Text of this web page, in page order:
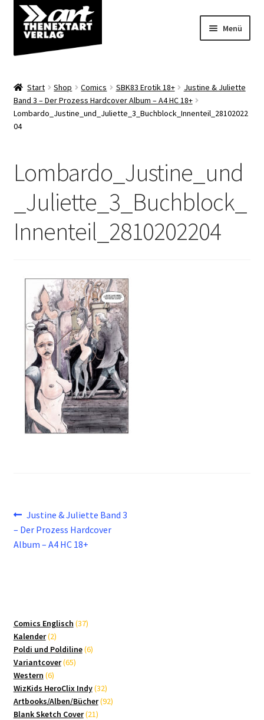
Zur
Navigation
springen
Zum
Inhalt
springen
Menü
Shop
öffnen
Start Shop Comics SBK83 Erotik 18+
Justine & Juliette
Band 3 – Der Prozess Hardcover Album – A4 HC 18+
Lombardo_Justine_und_Juliette_3_Buchblock_Innenteil_28102022
04
Lombardo_Justine_und
_Juliette_3_Buchblock_
Innenteil_2810202204
Beitragsnavigation
Vorheriger
Beitrag:
Justine & Juliette Band 3
– Der Prozess Hardcover
Album – A4 HC 18+
Comics Englisch 3737
Kalender 22
Produkte
Poldi und Poldiline 66
Variantcover 6565
Western 66
Produkte
WizKids HeroClix Indy 3232
Produkte
Artbooks/Alben/Bücher 9292
Blank Sketch Cover 2121